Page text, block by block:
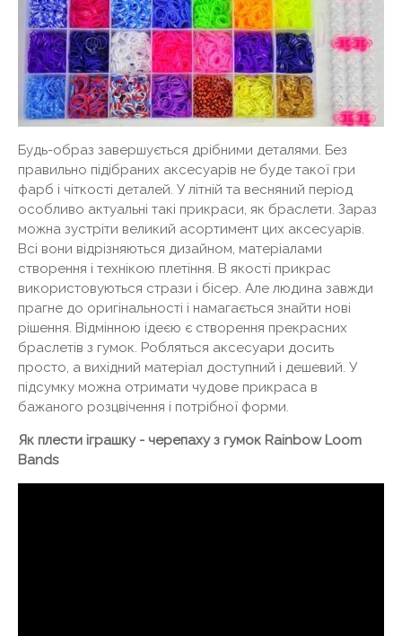
Будь-образ завершується дрібними деталями. Без
правильно підібраних аксесуарів не буде такої гри
фарб і чіткості деталей. У літній та весняний період
особливо актуальні такі прикраси, як браслети. Зараз
можна зустріти великий асортимент цих аксесуарів.
Всі вони відрізняються дизайном, матеріалами
створення і технікою плетіння. В якості прикрас
використовуються стрази і бісер. Але людина завжди
прагне до оригінальності і намагається знайти нові
рішення. Відмінною ідеєю є створення прекрасних
браслетів з гумок. Робляться аксесуари досить
просто, а вихідний матеріал доступний і дешевий. У
підсумку можна отримати чудове прикраса в
бажаного розцвічення і потрібної форми.
Як плести іграшку - черепаху з гумок Rainbow Loom
Bands